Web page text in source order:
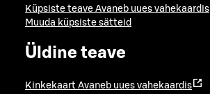
Küpsiste teave Avaneb uues vahekaardis
Muuda küpsiste sätteid
Üldine teave
Kinkekaart Avaneb uues vahekaardis